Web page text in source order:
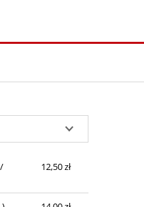
12,50 zł